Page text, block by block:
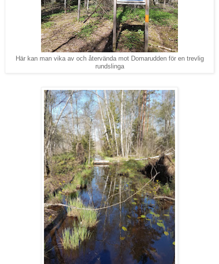
Här kan man vika av och återvända mot Domarudden för en trevlig
rundslinga